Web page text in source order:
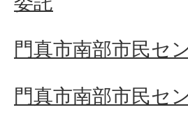
門真市南部市民セ
門真市南部市民セ